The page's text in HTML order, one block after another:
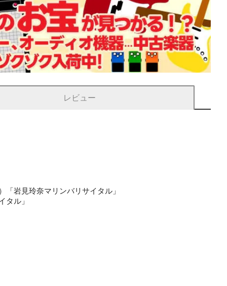
レビュー
岩見玲奈マリンバリサイタル」
タル」